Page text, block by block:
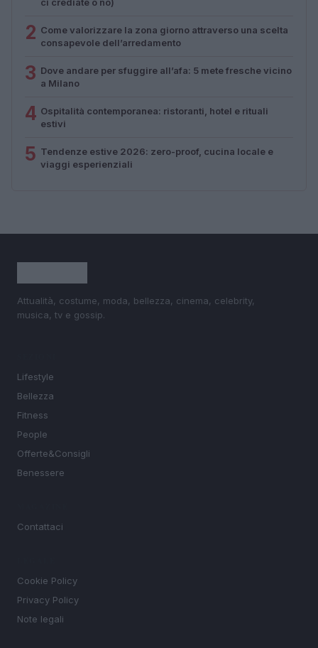
2 Come valorizzare la zona giorno attraverso una scelta
consapevole dell’arredamento
3 Dove andare per sfuggire all’afa: 5 mete fresche vicino
a Milano
4 Ospitalità contemporanea: ristoranti, hotel e rituali
estivi
5 Tendenze estive 2026: zero-proof, cucina locale e
viaggi esperienziali
Attualità, costume, moda, bellezza, cinema, celebrity,
musica, tv e gossip.
Lifestyle
Bellezza
Fitness
People
Offerte&Consigli
Benessere
Contattaci
Cookie Policy
Privacy Policy
Note legali